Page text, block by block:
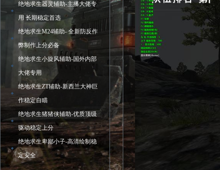
绝地求生器灵辅助-主播大佬专
用 长期稳定首选
绝地求生M24辅助- 全新防反作
弊制作上分必备
绝地求生小旋风辅助-国外内部
大佬专用
绝地求生ZT辅助-新西兰大神巨
作稳定自瞄
绝地求生猪猪侠辅助-优质顶级
驱动稳定上分
绝地求生卑鄙小子-高清绘制稳
定安全